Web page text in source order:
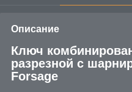
Описание
Ключ
разрезной с
Forsage